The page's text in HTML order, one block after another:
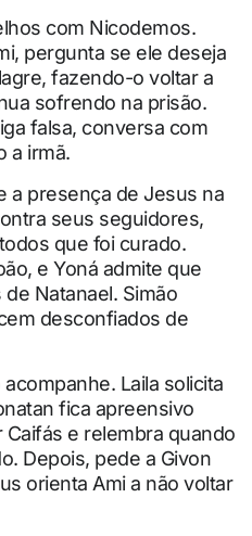
com Nicodemos.
pergunta se ele deseja
fazendo-o voltar a
sofrendo na prisão.
falsa, conversa com
a irmã.
a presença de Jesus na
seus seguidores,
que foi curado.
e Yoná admite que
Natanael. Simão
desconfiados de
Laila solicita
fica apreensivo
e relembra quando
Depois, pede a Givon
orienta Ami a não voltar